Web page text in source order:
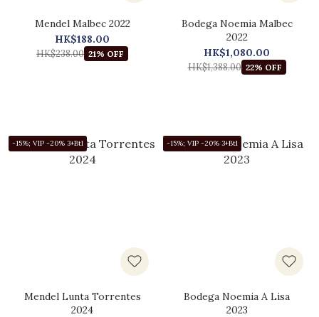
Mendel Malbec 2022
HK$188.00
HK$238.00 21% OFF
Bodega Noemia Malbec
2022
HK$1,080.00
HK$1,388.00 22% OFF
-15%; VIP -20% 3+Btl
Mendel Lunta Torrentes
2024
-15%; VIP -20% 3+Btl
Bodega Noemia A Lisa
2023